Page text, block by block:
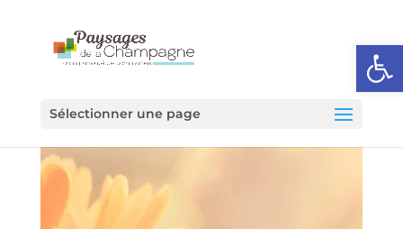
Ouvrir
Sélectionner une page